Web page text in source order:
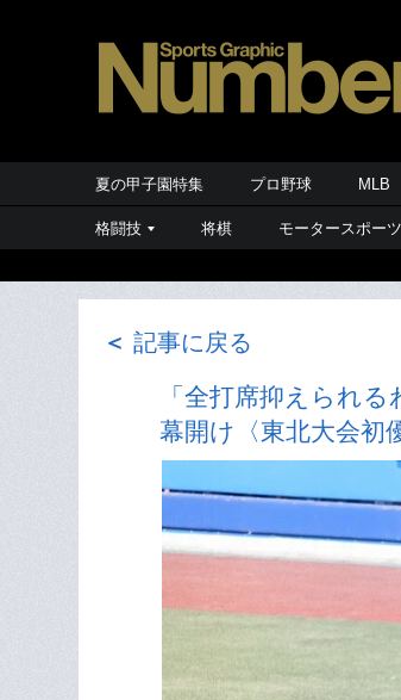
夏の甲子園特集 プロ野球 MLB
格闘技 将棋 モータースポーツ
＜ 記事に戻る
「全打席抑えられ
幕開け〈東北大会初